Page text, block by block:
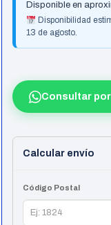
Gaming
Argb
Lcd
Disponible en
Disponibilidad
13 de agosto.
Consultar
Calcular envío
Código Postal